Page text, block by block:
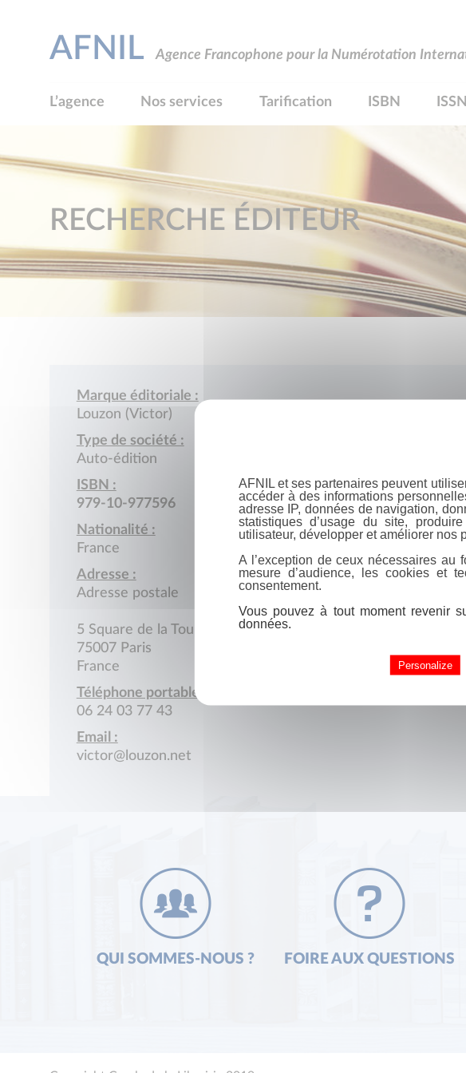
AFNIL Agence Francophone pour la Numérotation
L’agence Nos services Tarification ISBN
RECHERCHE ÉDITEUR
Marque éditoriale :
Louzon (Victor)
Type de société :
Auto-édition
ISBN :
979-10-977596
Nationalité :
France
Adresse :
Adresse postale
5 Square de la Tour Maubourg
75007 Paris
France
Téléphone portable :
06 24 03 77 43
Email :
victor@louzon.net
QUI SOMMES-NOUS ? FOIRE AUX QUESTIONS
AFNIL et ses partenaires peuvent
accéder à des informations
adresse IP, données de navigation,
statistiques d’usage du site,
utilisateur, développer et améliorer nos
A l’exception de ceux nécessaires
mesure d’audience, les cookies et
consentement.
Vous pouvez à tout moment revenir
données.
Personalize